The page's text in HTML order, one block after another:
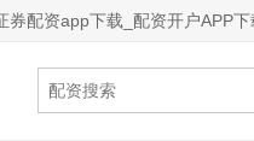
券配资app下载_配资开户APP